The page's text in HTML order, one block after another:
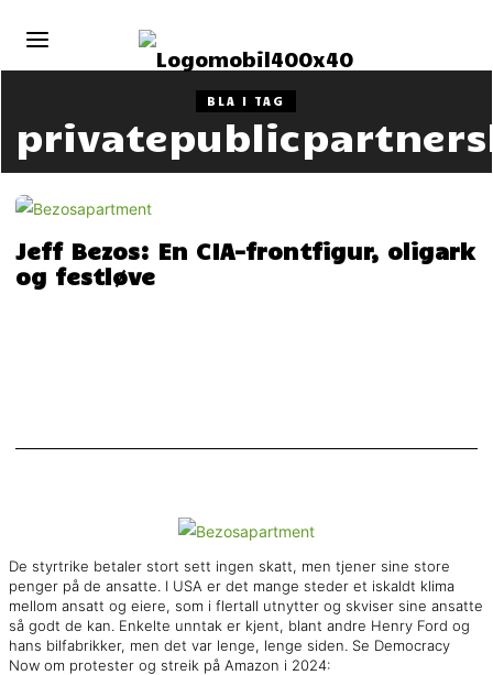
BLA I TAG
Jeff Bezos: En CIA-frontfigur, oligark
og festløve
De styrtrike betaler stort sett ingen skatt, men tjener sine store
penger på de ansatte. I USA er det mange steder et iskaldt klima
mellom ansatt og eiere, som i flertall utnytter og skviser sine ansatte
så godt de kan. Enkelte unntak er kjent, blant andre Henry Ford og
hans bilfabrikker, men det var lenge, lenge siden. Se Democracy
Now om protester og streik på Amazon i 2024: